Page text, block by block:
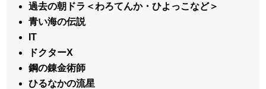
過去の朝ドラ＜わろてんか・ひよっこなど＞
青い海の伝説
IT
ドクターX
鋼の錬金術師
ひるなかの流星